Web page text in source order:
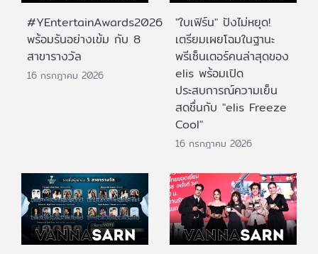
#YEntertainAwards2026
พร้อมรันอย่างเข้ม กับ 8
สาขารางวัล
16 กรกฎาคม 2026
"ใบเฟิร์น" ปังไม่หยุด!
เตรียมเผยโฉมในฐานะ
พรีเซ็นเตอร์คนล่าสุดของ
elis พร้อมเปิด
ประสบการณ์ความเย็น
สดชื่นกับ "elis Freeze
Cool"
16 กรกฎาคม 2026